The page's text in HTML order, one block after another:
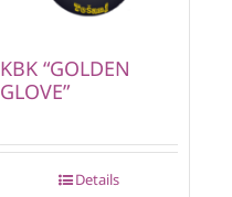
KBK “GOLDEN
GLOVE”
Details